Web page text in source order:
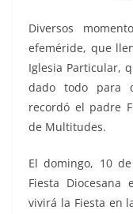
Diversos
efeméride, que
Iglesia Particular,
dado todo para
recordó el padre
de Multitudes.
El domingo, 10
Fiesta
vivirá la Fiesta en